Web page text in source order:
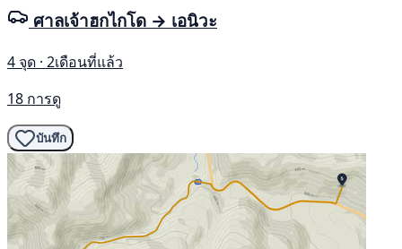
ศาลเจ้าฮกไกโด → เอนิวะ
4 จุด · 2เดือนที่แล้ว
18 การดู
บันทึก